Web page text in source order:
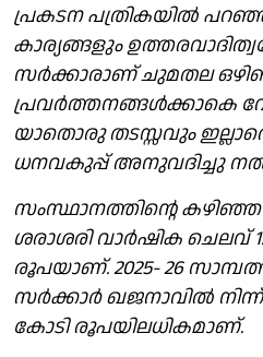
പ്രകടന പത്രികയിൽ
കാര്യങ്ങളും
സർക്കാരാണ് ചുമതല
പ്രവർത്തനങ്ങൾക്കാകെ
യാതൊരു തടസ്സവും
ധനവകുപ്പ് അനുവദിച്ചു
സംസ്ഥാനത്തിന്റെ
ശരാശരി വാർഷിക ചെലവ്
രൂപയാണ്. 2025- 26
സർക്കാർ ഖജനാവിൽ നിന്ന്
കോടി രൂപയിലധികമാണ്.